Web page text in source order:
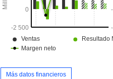
Más datos financieros